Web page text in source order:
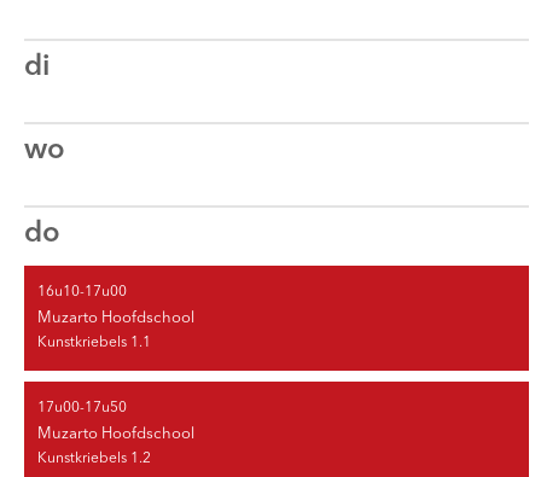
di
wo
do
16u10-17u00
Muzarto Hoofdschool
Kunstkriebels 1.1
17u00-17u50
Muzarto Hoofdschool
Kunstkriebels 1.2